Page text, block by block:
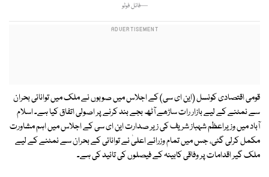
—فائل فوٹو
قومی اقتصادی کونسل (این ای سی) کے اجلاس میں صوبوں نے ملک میں توانائی بحران
سے نمٹنے کے لیے بازار رات ساڑھے آٹھ بجے بند کرنے پر اصولی اتفاق کیا ہے۔ اسلام
آباد میں وزیراعظم شہباز شریف کی زیر صدارت این ای سی کے اجلاس میں اہم مشاورت
مکمل کرلی گئی، جس میں تمام وزرائے اعلیٰ نے توانائی کے بحران سے نمٹنے کے لیے
ملک گیر اقدامات پر وفاقی کابینہ کے فیصلوں کی تائید کی ہے۔